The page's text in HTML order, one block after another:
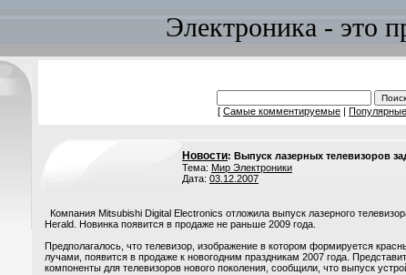
Электроника - это
[ Самые комментируемые | Популярные
Новости: Выпуск лазерных телевизоров
Тема: Мир Электроники
Дата: 03.12.2007
Компания Mitsubishi Digital Electronics отложила выпуск лазерного
Herald. Новинка появится в продаже не раньше 2009 года.
Предполагалось, что телевизор, изображение в котором формируется
лучами, появится в продаже к новогодним праздникам 2007 года.
компоненты для телевизоров нового поколения, сообщили, что выпуск